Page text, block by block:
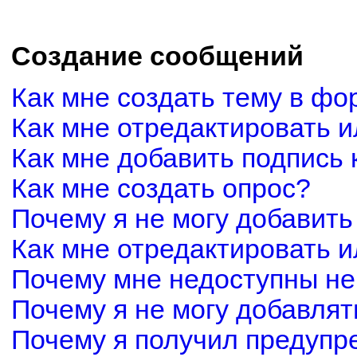
Создание сообщений
Как мне создать тему в
Как мне отредактировать
Как мне добавить
Как мне создать опрос?
Почему я не могу
Как мне отредактировать
Почему мне недоступны
Почему я не могу
Почему я получил